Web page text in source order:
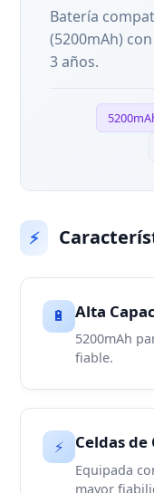
Batería
(5200mAh)
3 años.
⚡
🔋 Alta
5200mAh
fiable.
⚡ Celdas de
Equipada
mayor